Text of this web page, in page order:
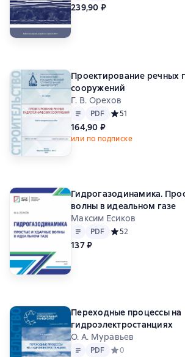
239,90 ₽
Проектирование речных
сооружений
Г. В. Орехов
Текст PDF
PDF Средний рейтинг 5
51
164,90 ₽
или по подписке
Гидрогазодинамика.
волны в идеальном газе
Максим Есиков
Текст PDF
PDF Средний рейтинг 5
52
137 ₽
Переходные процессы на
гидроэлектростанциях
О. А. Муравьев
Текст PDF
PDF Средний рейтинг 0
0